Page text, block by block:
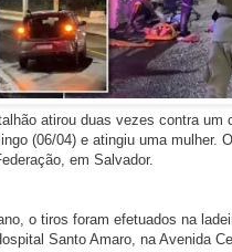
atirou duas vezes contra um
(06/04) e atingiu uma mulher.
em Salvador.
o tiros foram efetuados na
Santo Amaro, na Avenida